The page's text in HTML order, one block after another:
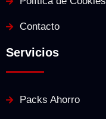
Contacto
Servicios
Packs Ahorro